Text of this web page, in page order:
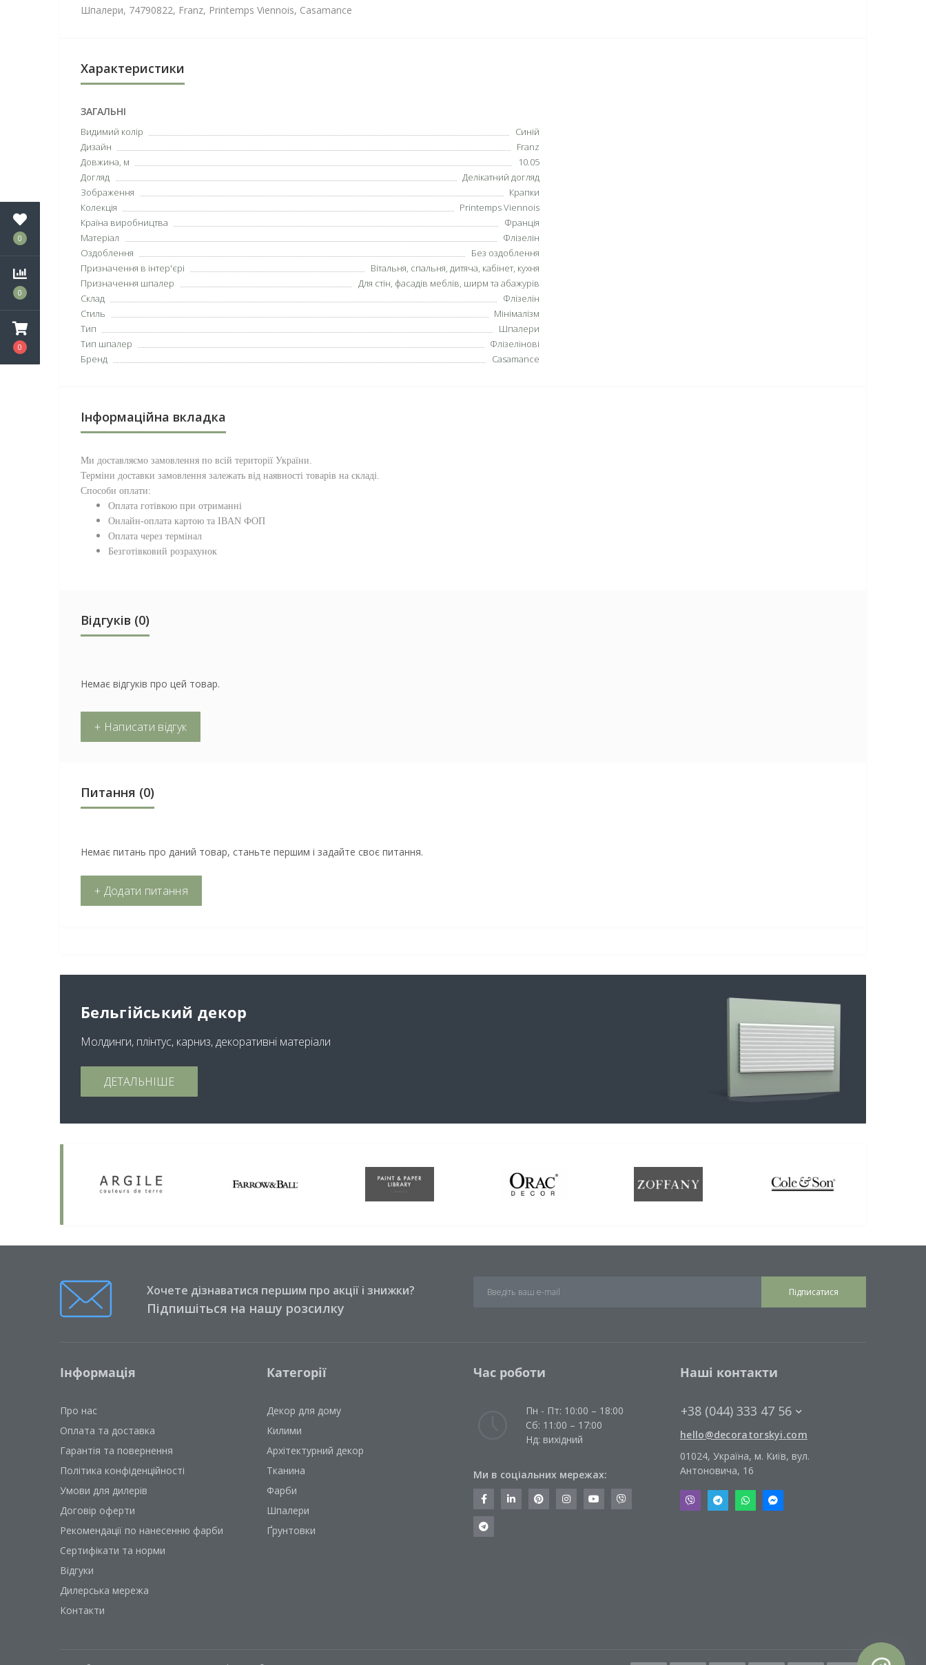
0
0
0
Шпалери, 74790822, Franz, Printemps Viennois, Casamance
Характеристики
ЗАГАЛЬНІ
Видимий колір
Синій
Дизайн
Franz
Довжина, м
10.05
Догляд
Делікатний догляд
Зображення
Крапки
Колекція
Printemps Viennois
Країна виробництва
Франція
Матеріал
Флізелін
Оздоблення
Без оздоблення
Призначення в інтер'єрі
Вітальня, спальня, дитяча, кабінет, кухня
Призначення шпалер
Для стін, фасадів меблів, ширм та абажурів
Склад
Флізелін
Стиль
Мінімалізм
Тип
Шпалери
Тип шпалер
Флізелінові
Бренд
Casamance
Інформаційна вкладка
Ми доставляємо замовлення по всій території України.
Терміни доставки замовлення залежать від наявності товарів на складі.
Способи оплати:
Оплата готівкою при отриманні
Онлайн-оплата картою та IBAN ФОП
Оплата через термінал
Безготівковий розрахунок
Відгуків (0)
Немає відгуків про цей товар.
+ Написати відгук
Питання (0)
Немає питань про даний товар, станьте першим і задайте своє питання.
+ Додати питання
Бельгійський декор
Молдинги, плінтус, карниз, декоративні матеріали
ДЕТАЛЬНІШЕ
Хочете дізнаватися першим про акції і знижки?
Підпишіться на нашу розсилку
Підписатися
Інформація
Про нас
Оплата та доставка
Гарантія та повернення
Політика конфіденційності
Умови для дилерів
Договір оферти
Рекомендації по нанесенню фарби
Сертифікати та норми
Відгуки
Дилерська мережа
Контакти
Категорії
Декор для дому
Килими
Архітектурний декор
Тканина
Фарби
Шпалери
Ґрунтовки
Час роботи
Пн - Пт: 10:00 – 18:00
Сб: 11:00 – 17:00
Нд: вихідний
Ми в соціальних мережах:
Наші контакти
+38 (044) 333 47 56
hello@decoratorskyi.com
01024, Україна, м. Київ, вул.
Антоновича, 16